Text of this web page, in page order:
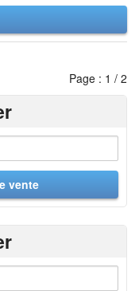
Page : 1 / 2